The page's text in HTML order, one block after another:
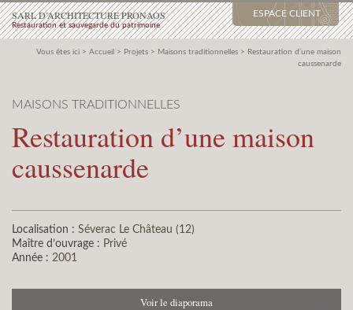
ESPACE CLIENT
SARL D’ARCHITECTURE PRONAOS
Restauration et sauvegarde du patrimoine
Vous êtes ici > Accueil > Projets > Maisons traditionnelles > Restauration d’une maison
caussenarde
MAISONS TRADITIONNELLES
Restauration d’une maison
caussenarde
Localisation : Séverac Le Château (12)
Maître d’ouvrage : Privé
Année : 2001
Voir le diaporama